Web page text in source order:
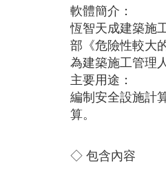
軟體簡介：
恆智天成建築施
部《危險性較大
為建築施工管理
主要用途：
編制安全設施計
算。
◇ 包含內容